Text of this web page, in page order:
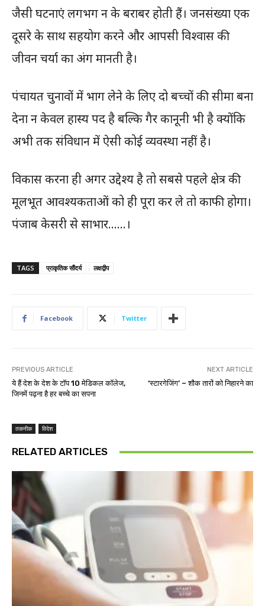
जैसी घटनाएं लगभग न के बराबर होती हैं। जनसंख्या एक
दूसरे के साथ सहयोग करने और आपसी विश्वास की
जीवन चर्या का अंग मानती है।
पंचायत चुनावों में भाग लेने के लिए दो बच्चों की सीमा बना
देना न केवल हास्य पद है बल्कि गैर कानूनी भी है क्योंकि
अभी तक संविधान में ऐसी कोई व्यवस्था नहीं है।
विकास करना ही अगर उद्देश्य है तो सबसे पहले क्षेत्र की
मूलभूत आवश्यकताओं को ही पूरा कर ले तो काफी होगा।
पंजाब केसरी से साभार……।
TAGS प्राकृतिक सौंदर्य लक्षद्वीप
Facebook Twitter
PREVIOUS ARTICLE
ये हैं देश के देश के टॉप 10 मेडिकल कॉलेज,
जिनमें पढ़ना है हर बच्चे का सपना
NEXT ARTICLE
‘स्टारगेजिंग’ – शौक तारों को निहारने का
तकनीक विदेश
RELATED ARTICLES